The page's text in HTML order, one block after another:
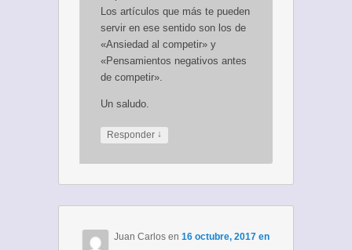
Los artículos que más te pueden
servir en ese sentido son los de
«Ansiedad al competir» y
«Pensamientos negativos antes
de competir».
Un saludo.
Responder ↓
Juan Carlos en16 octubre, 2017 en